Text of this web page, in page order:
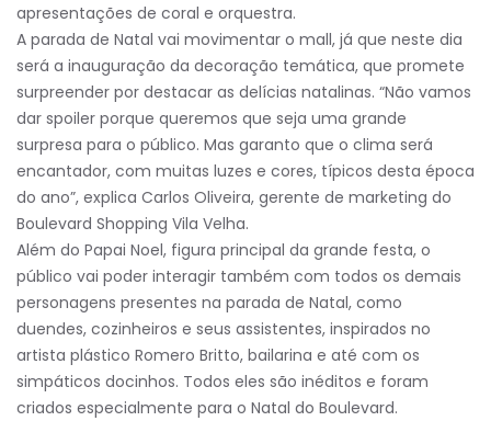
apresentações de coral e orquestra.
A parada de Natal vai movimentar o mall, já que neste dia
será a inauguração da decoração temática, que promete
surpreender por destacar as delícias natalinas. “Não vamos
dar spoiler porque queremos que seja uma grande
surpresa para o público. Mas garanto que o clima será
encantador, com muitas luzes e cores, típicos desta época
do ano”, explica Carlos Oliveira, gerente de marketing do
Boulevard Shopping Vila Velha.
Além do Papai Noel, figura principal da grande festa, o
público vai poder interagir também com todos os demais
personagens presentes na parada de Natal, como
duendes, cozinheiros e seus assistentes, inspirados no
artista plástico Romero Britto, bailarina e até com os
simpáticos docinhos. Todos eles são inéditos e foram
criados especialmente para o Natal do Boulevard.